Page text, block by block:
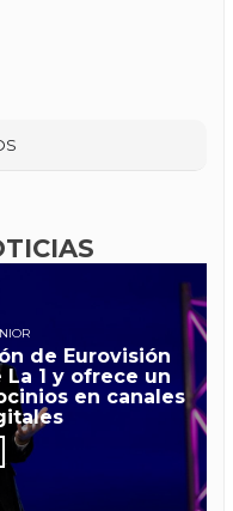
de Eurovisión
1 y ofrece un
en canales